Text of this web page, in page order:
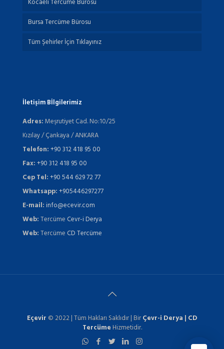
Kocaeli Tercüme Bürosu
Bursa Tercüme Bürosu
Tüm Şehirler İçin Tıklayınız
İletişim Bİlgilerimiz
Adres:Meşrutiyet Cad. No:10/25
Kızılay / Çankaya / ANKARA
Telefon:+90 312 418 95 00
Fax:+90 312 418 95 00
Cep Tel:+90 544 629 72 77
Whatsapp:+905446297277
E-mail:info@ecevir.com
Web:Tercüme Cevr-i Derya
Web:Tercüme CD Tercüme
Eçevir © 2022 | Tüm Hakları Saklıdır | BirÇevr-i Derya | CD
Tercüme Hizmetidir.